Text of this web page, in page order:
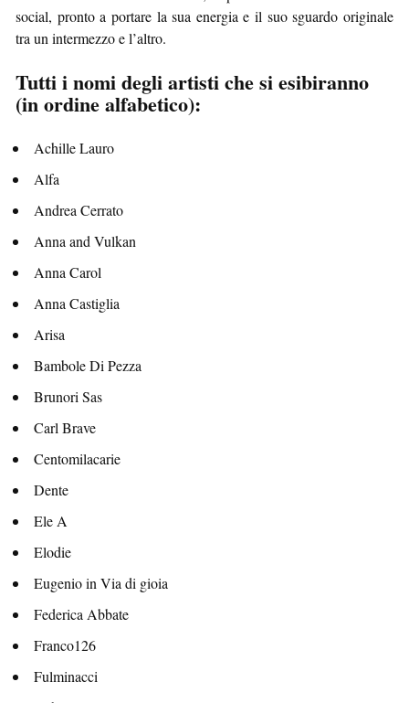
social, pronto a portare la sua energia e il suo sguardo originale
tra un intermezzo e l’altro.
Tutti i nomi degli artisti che si esibiranno
(in ordine alfabetico):
Achille Lauro
Alfa
Andrea Cerrato
Anna and Vulkan
Anna Carol
Anna Castiglia
Arisa
Bambole Di Pezza
Brunori Sas
Carl Brave
Centomilacarie
Dente
Ele A
Elodie
Eugenio in Via di gioia
Federica Abbate
Franco126
Fulminacci